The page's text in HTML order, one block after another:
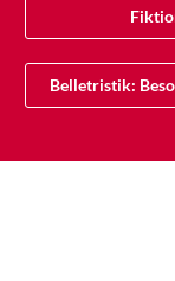
Belletristik: